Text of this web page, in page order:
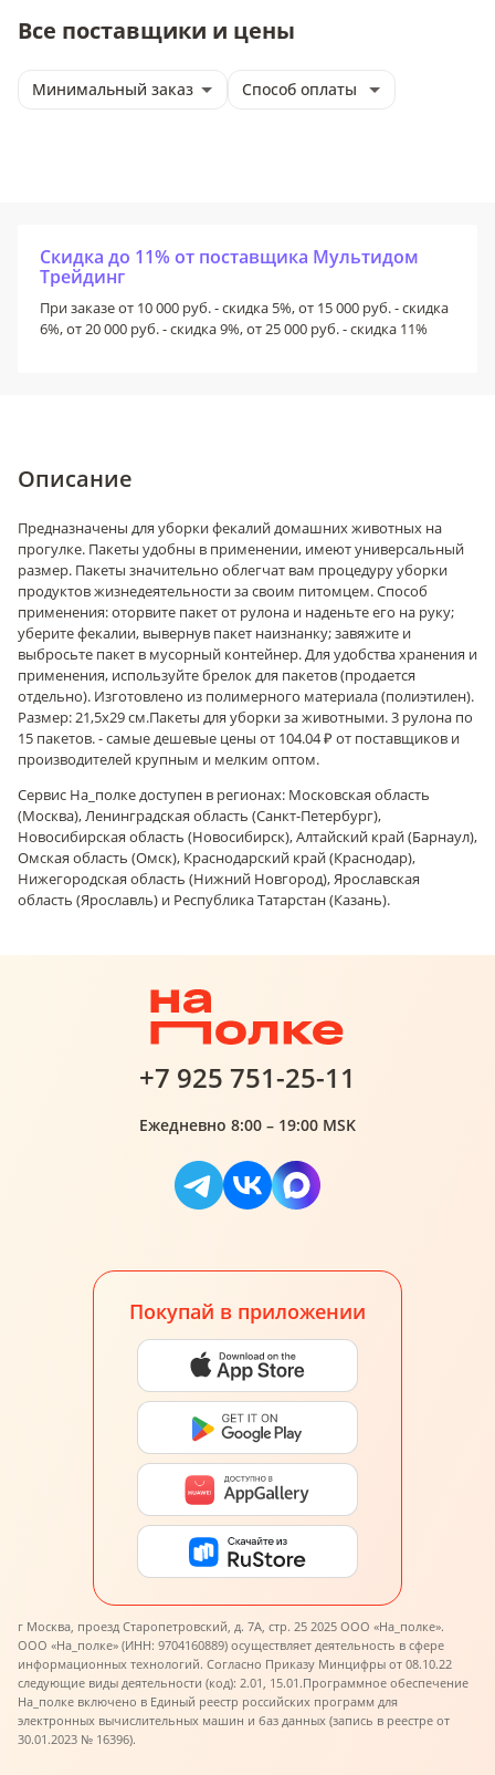
Все поставщики и цены
Минимальный заказ Способ оплаты
Скидка до 11% от поставщика Мультидом
Трейдинг
При заказе от 10 000 руб. - скидка 5%, от 15 000 руб. - скидка
6%, от 20 000 руб. - скидка 9%, от 25 000 руб. - скидка 11%
Описание
Предназначены для уборки фекалий домашних животных на
прогулке. Пакеты удобны в применении, имеют универсальный
размер. Пакеты значительно облегчат вам процедуру уборки
продуктов жизнедеятельности за своим питомцем. Способ
применения: оторвите пакет от рулона и наденьте его на руку;
уберите фекалии, вывернув пакет наизнанку; завяжите и
выбросьте пакет в мусорный контейнер. Для удобства хранения и
применения, используйте брелок для пакетов (продается
отдельно). Изготовлено из полимерного материала (полиэтилен).
Размер: 21,5х29 см.Пакеты для уборки за животными. 3 рулона по
15 пакетов. - самые дешевые цены от 104.04 ₽ от поставщиков и
производителей крупным и мелким оптом.
Сервис На_полке доступен в регионах: Московская область
(Москва), Ленинградская область (Санкт-Петербург),
Новосибирская область (Новосибирск), Алтайский край (Барнаул),
Омская область (Омск), Краснодарский край (Краснодар),
Нижегородская область (Нижний Новгород), Ярославская
область (Ярославль) и Республика Татарстан (Казань).
+7 925 751-25-11
Ежедневно 8:00 – 19:00 MSK
Покупай в приложении
г Москва, проезд Старопетровский, д. 7А, стр. 25 2025 ООО «На_полке».
ООО «На_полке» (ИНН: 9704160889) осуществляет деятельность в сфере
информационных технологий. Согласно Приказу Минцифры от 08.10.22
следующие виды деятельности (код): 2.01, 15.01.Программное обеспечение
На_полке включено в Единый реестр российских программ для
электронных вычислительных машин и баз данных (запись в реестре от
30.01.2023 № 16396).